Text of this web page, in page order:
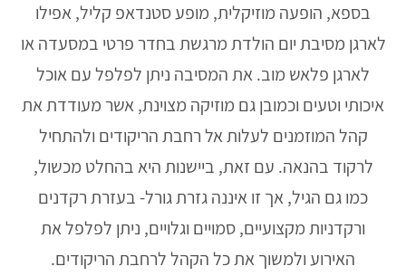
בספא, הופעה מוזיקלית, מופע סטנדאפ קליל, אפילו
לארגן מסיבת יום הולדת מרגשת בחדר פרטי במסעדה או
לארגן פלאש מוב. את המסיבה ניתן לפלפל עם אוכל
איכותי וטעים וכמובן גם מוזיקה מצוינת, אשר מעודדת את
קהל המוזמנים לעלות אל רחבת הריקודים ולהתחיל
לרקוד בהנאה. עם זאת, ביישנות היא בהחלט מכשול,
כמו גם הגיל, אך זו איננה גזרת גורל- בעזרת רקדנים
ורקדניות מקצועיים, סמויים וגלויים, ניתן לפלפל את
האירוע ולמשוך את כל הקהל לרחבת הריקודים.